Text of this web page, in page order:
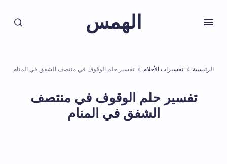
الهمس
الرئيسية تفسيرات الأحلام تفسير حلم الوقوف في منتصف الشفق في المنام
تفسير حلم الوقوف في منتصف
الشفق في المنام